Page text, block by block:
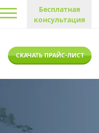
Бесплатная
консультация
СКАЧАТЬ ПРАЙС-ЛИСТ